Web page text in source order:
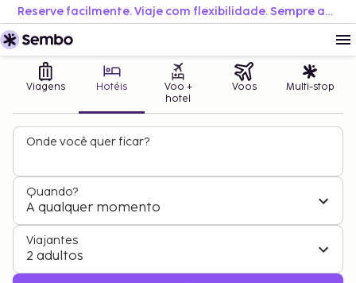
Reserve facilmente. Viaje com flexibilidade. Sempre ao melhor preço.
Viagens Hotéis
Voo +
hotel
Voos Multi-stop
Onde você quer ficar?
Quando?
A qualquer momento
Viajantes
2 adultos